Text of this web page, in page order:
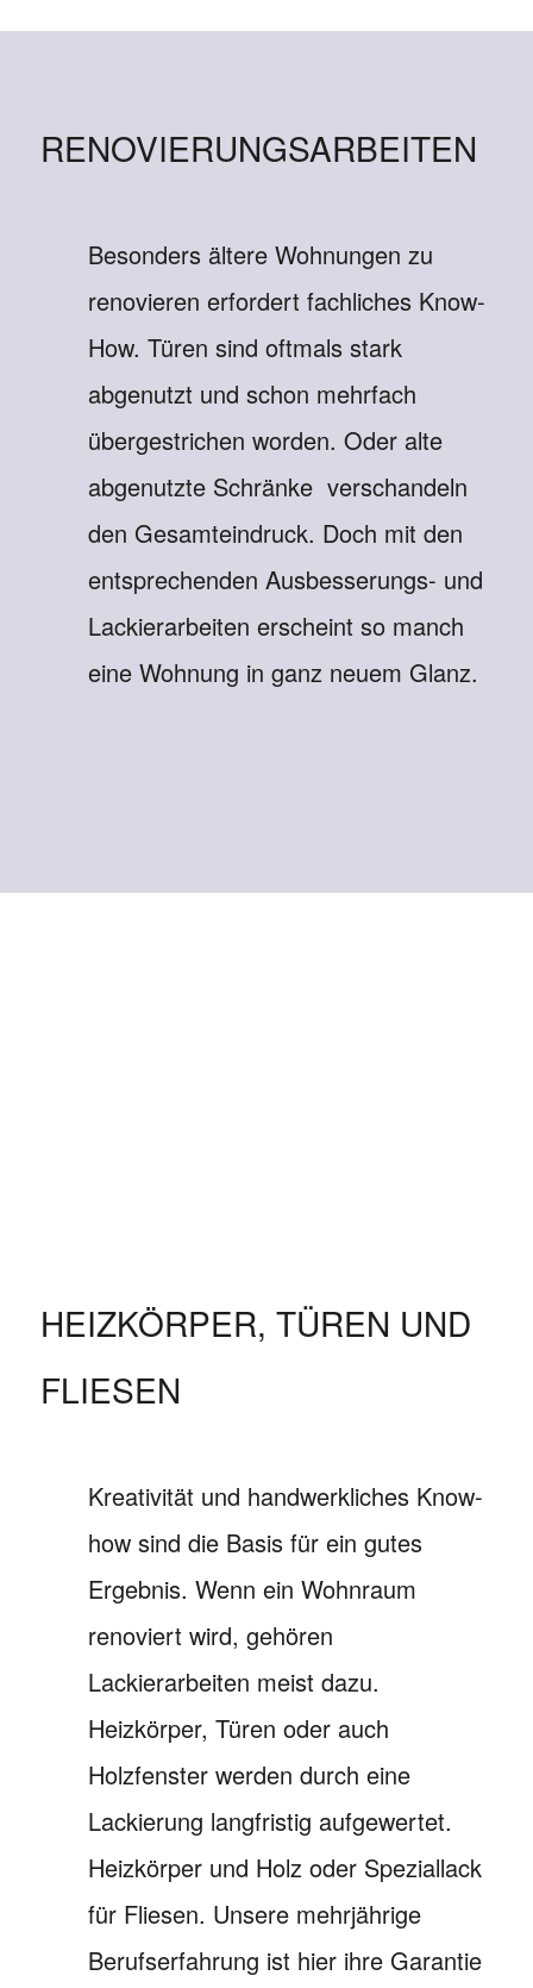
RENOVIERUNGSARBEITEN
Besonders ältere Wohnungen zu
renovieren erfordert fachliches Know-
How. Türen sind oftmals stark
abgenutzt und schon mehrfach
übergestrichen worden. Oder alte
abgenutzte Schränke verschandeln
den Gesamteindruck. Doch mit den
entsprechenden Ausbesserungs- und
Lackierarbeiten erscheint so manch
eine Wohnung in ganz neuem Glanz.
HEIZKÖRPER, TÜREN UND
FLIESEN
Kreativität und handwerkliches Know-
how sind die Basis für ein gutes
Ergebnis. Wenn ein Wohnraum
renoviert wird, gehören
Lackierarbeiten meist dazu.
Heizkörper, Türen oder auch
Holzfenster werden durch eine
Lackierung langfristig aufgewertet.
Heizkörper und Holz oder Speziallack
für Fliesen. Unsere mehrjährige
Berufserfahrung ist hier ihre Garantie